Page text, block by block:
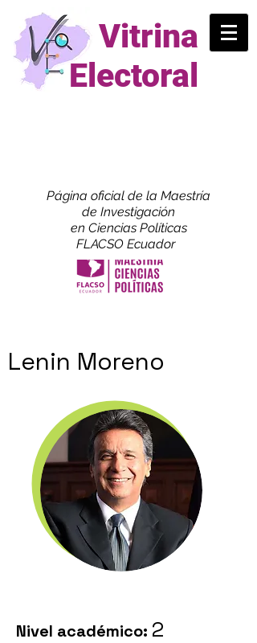
Vitrina
Electoral
Página oficial de la Maestría
de Investigación
en Ciencias Políticas
FLACSO Ecuador
Lenin Moreno
Nivel académico: 2